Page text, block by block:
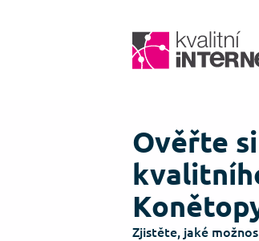
Ověřte
Zjistěte, jaké